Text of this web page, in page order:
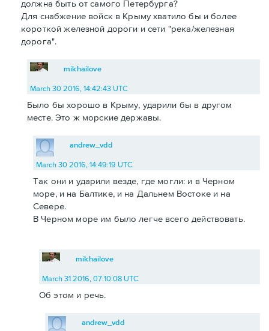
должна быть от самого Петербурга?
Для снабжение войск в Крыму хватило бы и более
короткой железной дороги и сети "река/железная
дорога".
mikhailove
March 30 2016, 14:42:43 UTC
Было бы хорошо в Крыму, ударили бы в другом
месте. Это ж морские державы.
andrew_vdd
March 30 2016, 14:49:19 UTC
Так они и ударили везде, где могли: и в Черном
море, и на Балтике, и на Дальнем Востоке и на
Севере.
В Черном море им было легче всего действовать.
mikhailove
March 31 2016, 07:10:08 UTC
Об этом и речь.
andrew_vdd